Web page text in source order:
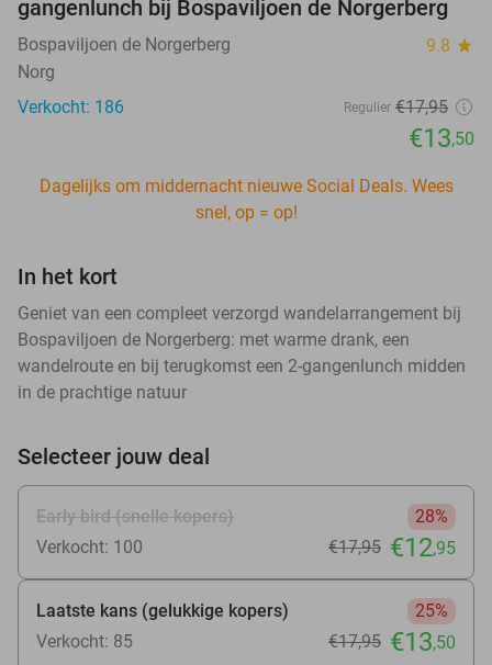
gangenlunch bij Bospaviljoen de Norgerberg
Bospaviljoen de Norgerberg 9.8 star
Norg
Verkocht: 186
Regulier €17,95
€13,50
Dagelijks om middernacht nieuwe Social Deals. Wees
snel, op = op!
In het kort
Geniet van een compleet verzorgd wandelarrangement bij
Bospaviljoen de Norgerberg: met warme drank, een
wandelroute en bij terugkomst een 2-gangenlunch midden
in de prachtige natuur
Selecteer jouw deal
Early bird (snelle kopers)
28%
Verkocht: 100
€17,95 €12,95
Laatste kans (gelukkige kopers)
25%
Verkocht: 85
€17,95 €13,50